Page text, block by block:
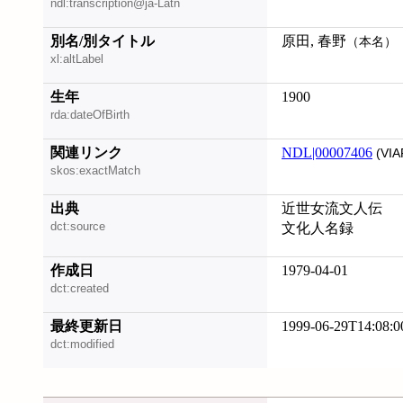
ndl:transcription@ja-Latn
別名/別タイトル
xl:altLabel
原田, 春野 （本名）
生年
rda:dateOfBirth
1900
関連リンク
skos:exactMatch
NDL|00007406
出典
dct:source
近世女流文人伝
文化人名録
作成日
dct:created
1979-04-01
最終更新日
dct:modified
1999-06-